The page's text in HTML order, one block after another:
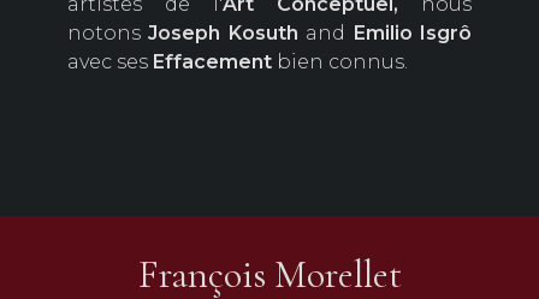
notonsJoseph Kosuth and Emilio Isgrô
avec ses Effacement bien connus.
François Morellet